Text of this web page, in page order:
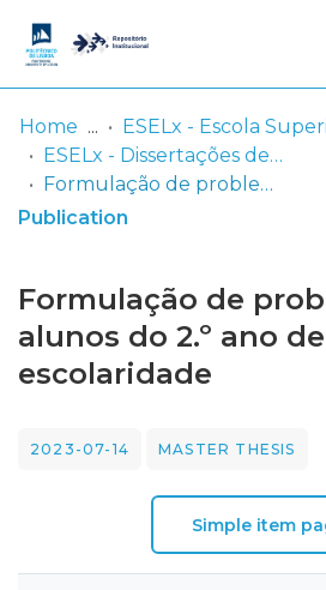
Communities
& Collections
Statistics
Log
In
Home
ESELx - Dissertações de Mestrado
Formulação de problemas por alunos do 2.º ano de escolaridade
Publication
Formulação de
alunos do 2.º ano de
escolaridade
2023-07-14 MASTER THESIS
Simple item